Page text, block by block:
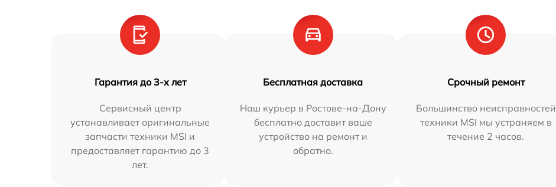
Гарантия до 3-х лет
Сервисный центр
устанавливает оригинальные
запчасти техники MSI и
предоставляет гарантию до 3
лет.
Бесплатная доставка
Наш курьер в Ростове-на-Дону
бесплатно доставит ваше
устройство на ремонт и
обратно.
Срочный ремонт
Большинство неисправностей
техники MSI мы устраняем в
течение 2 часов.